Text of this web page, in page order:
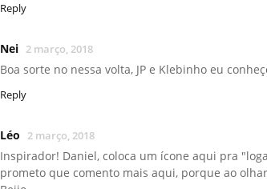
Reply
Nei 2 março, 2018
Boa sorte no nessa volta, JP e Klebinho eu
Reply
Léo 2 março, 2018
Inspirador! Daniel, coloca um ícone aqui pra
prometo que comento mais aqui, porque ao